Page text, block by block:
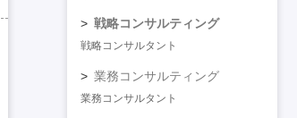
戦略コンサルティング
戦略コンサルタント
業務コンサルティング
業務コンサルタント